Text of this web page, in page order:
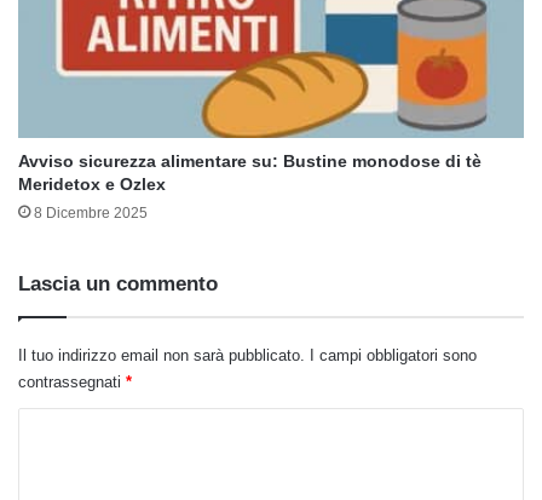
Avviso sicurezza alimentare su: Bustine monodose di tè
Meridetox e Ozlex
8 Dicembre 2025
Lascia un commento
Il tuo indirizzo email non sarà pubblicato.
I campi obbligatori sono
contrassegnati *